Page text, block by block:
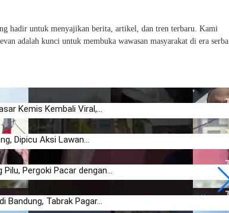
hadir untuk menyajikan berita, artikel, dan tren terbaru. Kami
adalah kunci untuk membuka wawasan masyarakat di era serba
Kemis Kembali Viral,...
Dipicu Aksi Lawan...
Pergoki Pacar dengan...
Bandung, Tabrak Pagar...